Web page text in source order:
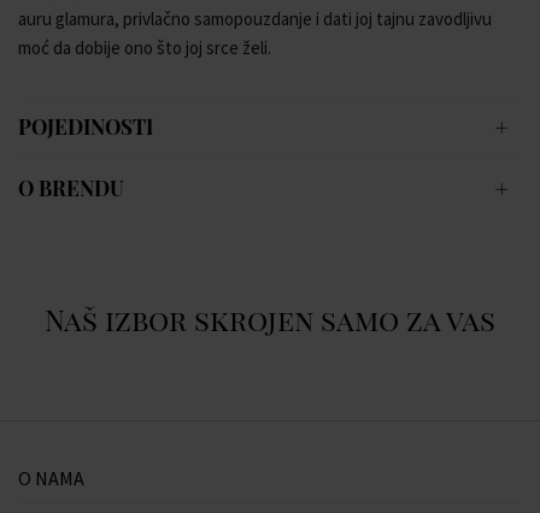
auru glamura, privlačno samopouzdanje i dati joj tajnu zavodljivu
moć da dobije ono što joj srce želi.
POJEDINOSTI
O BRENDU
Naš izbor skrojen samo za vas
O NAMA